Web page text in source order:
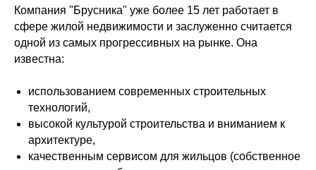
Компания "Брусника" уже более 15 лет работает в
сфере жилой недвижимости и заслуженно считается
одной из самых прогрессивных на рынке. Она
известна:
использованием современных строительных
технологий,
высокой культурой строительства и вниманием к
архитектуре,
качественным сервисом для жильцов (собственное